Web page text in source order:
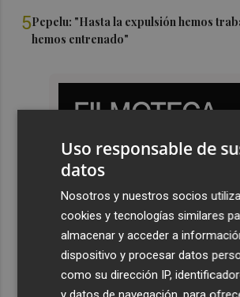
5Pepelu: "Hasta la expulsión hemos
hemos entrenado"
Uso responsable de
datos
Nosotros y nuestros socios
cookies y tecnologías similares
almacenar y acceder a
dispositivo y procesar datos
como su dirección IP,